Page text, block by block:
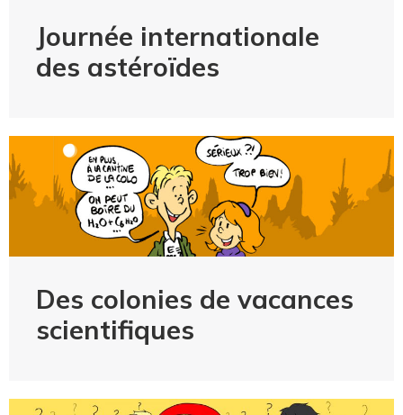
Journée internationale
des astéroïdes
Des colonies de vacances
scientifiques